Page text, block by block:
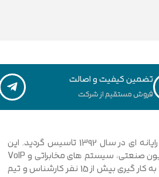
تضمین کیفیت و اصالت
فروش مستقیم از شرکت
مجموعه فنی و مهندسی توسعه ارتباطات نیشابور با نگاهی نوین و تخصصی به دانش ارتباطات کامپیوتری و امنیت شبکه های رایانه ای در سال 1392 تاسیس گردید. این
مجموعه با فعالیت در زمینه فناوری اطلاعات، شبکه های کامپیوتری، بی سیم، فیبر نوری و دکل های مهاری، تجهیزات شبکه، اتوماسیون صنعتی، سیستم های مخابراتی و VoIP
گامی موثر در جهت خدمت رسانی به شرکت ها، سازمان ها دولتی و خصوصی برداشت. در حال حاضر مجموعه با پیشرفت و ارتقا خود و به کار گیری بیش از 15 نفر کارشناس و تیم